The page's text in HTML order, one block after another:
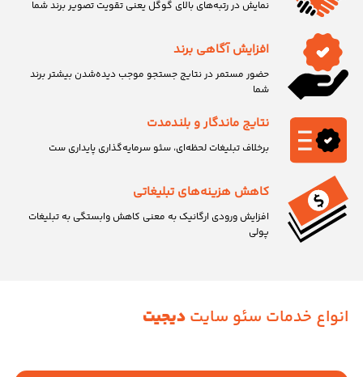
نمایش در رتبه‌های بالای گوگل یعنی تقویت تصویر برند شما
افزایش آگاهی برند
حضور مستمر در نتایج جستجو موجب دیده‌شدن بیشتر برند
شما
نتایج ماندگار و بلندمدت
برخلاف تبلیغات لحظه‌ای، سئو سرمایه‌گذاری پایداری ست
کاهش هزینه‌های تبلیغاتی
افزایش ورودی ارگانیک به معنی کاهش وابستگی به تبلیغات
پولی
انواع خدمات سئو سایتدیجیت